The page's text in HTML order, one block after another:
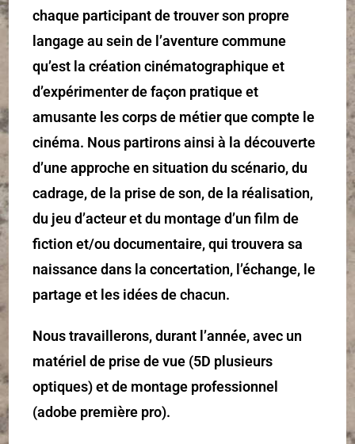
chaque participant de trouver son propre
langage au sein de l’aventure commune
qu’est la création cinématographique et
d’expérimenter de façon pratique et
amusante les corps de métier que compte le
cinéma. Nous partirons ainsi à la découverte
d’une approche en situation du scénario, du
cadrage, de la prise de son, de la réalisation,
du jeu d’acteur et du montage d’un film de
fiction et/ou documentaire, qui trouvera sa
naissance dans la concertation, l’échange, le
partage et les idées de chacun.
Nous travaillerons, durant l’année, avec un
matériel de prise de vue (5D plusieurs
optiques) et de montage professionnel
(adobe première pro).